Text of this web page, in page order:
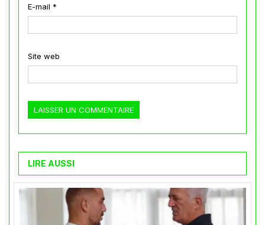
E-mail *
Site web
LIRE AUSSI